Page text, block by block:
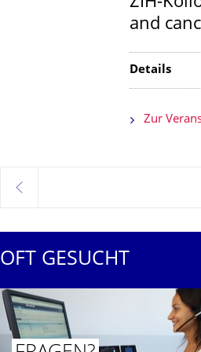
and
Details
Zur
zurück
OFT GESUCHT